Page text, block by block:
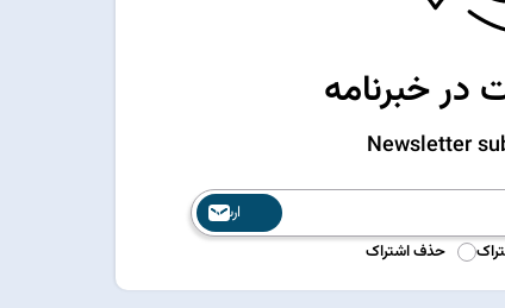
خبرنامه
Newsletter
ارسال
حذف اشتراک